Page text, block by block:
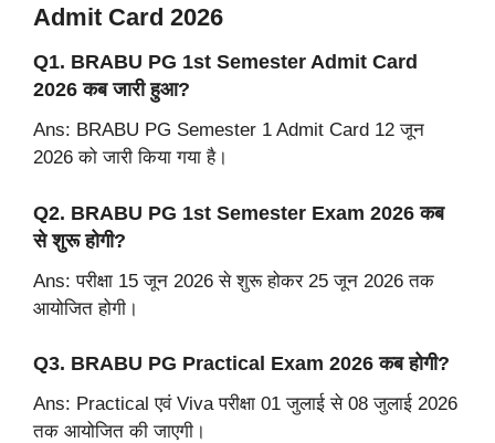
Admit Card 2026
Q1. BRABU PG 1st Semester Admit Card
2026 कब जारी हुआ?
Ans: BRABU PG Semester 1 Admit Card 12 जून
2026 को जारी किया गया है।
Q2. BRABU PG 1st Semester Exam 2026 कब
से शुरू होगी?
Ans: परीक्षा 15 जून 2026 से शुरू होकर 25 जून 2026 तक
आयोजित होगी।
Q3. BRABU PG Practical Exam 2026 कब होगी?
Ans: Practical एवं Viva परीक्षा 01 जुलाई से 08 जुलाई 2026
तक आयोजित की जाएगी।